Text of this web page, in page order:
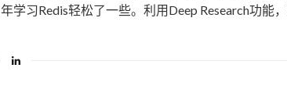
学习Redis轻松了一些。利用Deep Research功能